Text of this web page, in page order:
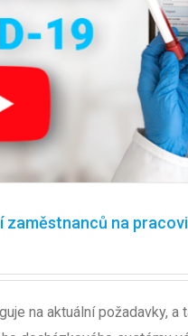
zaměstnanců na
na aktuální požadavky, a